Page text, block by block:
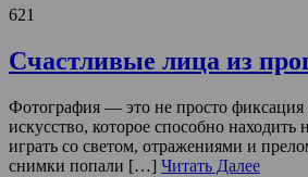
621
Счастливые лица из
Фотография — это не просто фиксация
искусство, которое способно
играть со светом, отражениями и
снимки попали […] Читать Далее